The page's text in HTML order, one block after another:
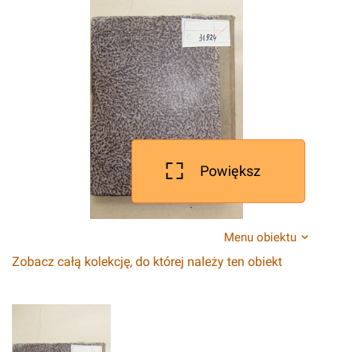
Powiększ
Menu obiektu
Zobacz całą kolekcję, do której należy ten obiekt